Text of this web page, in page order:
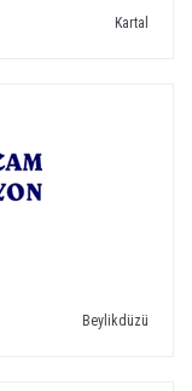
Kartal
Beylikdüzü